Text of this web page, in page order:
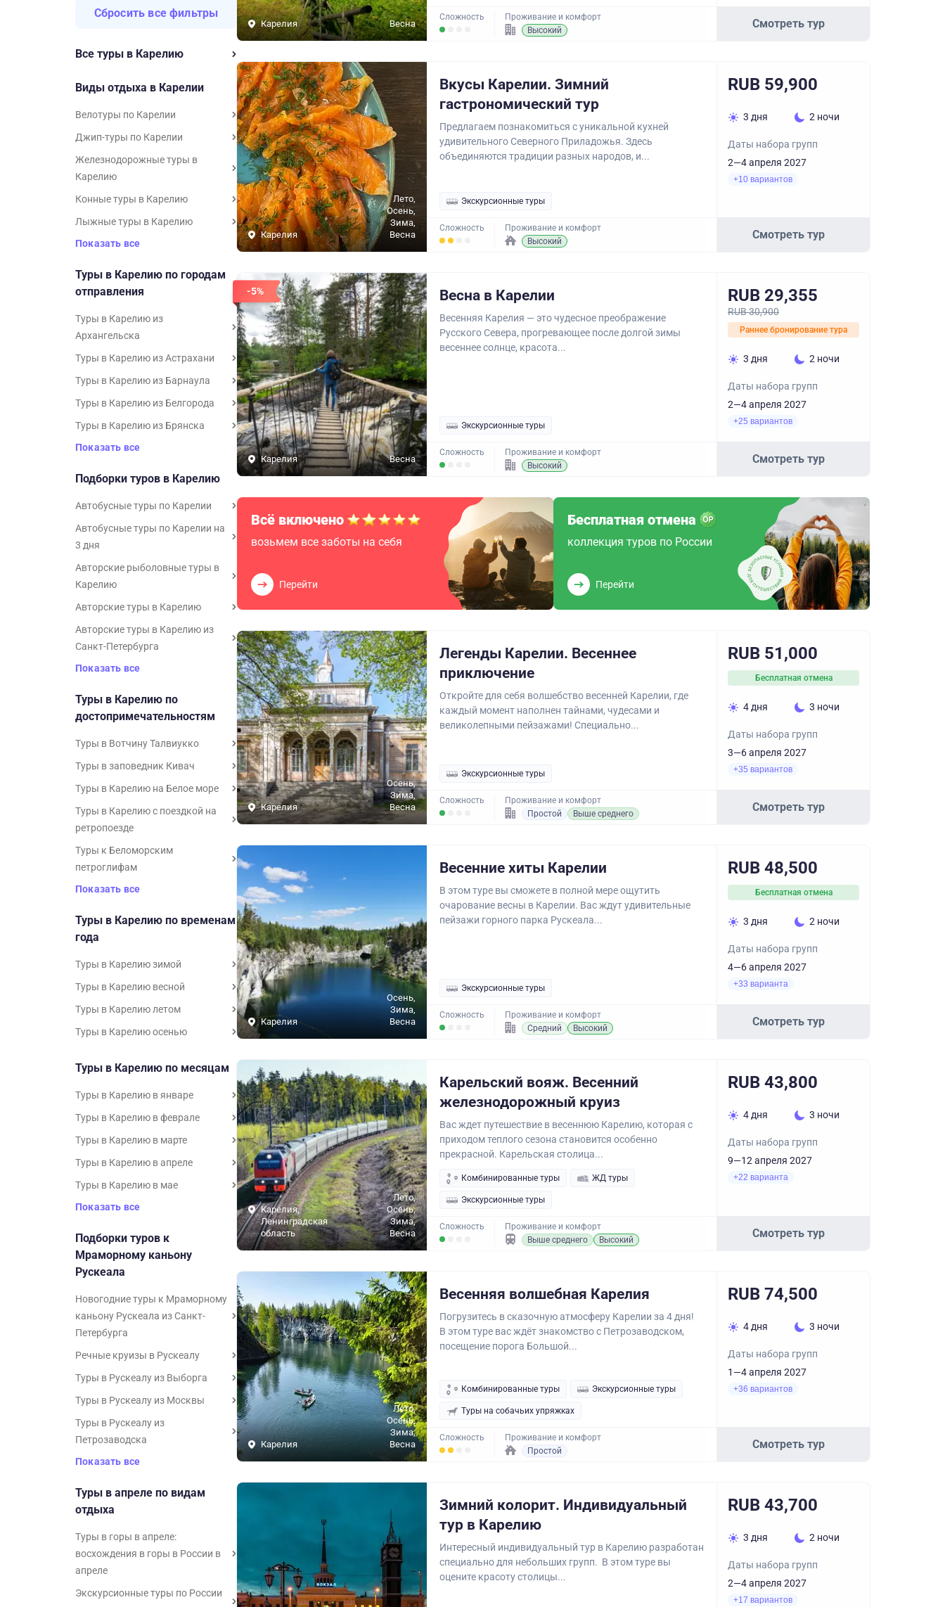
Сбросить все фильтры
Все туры в Карелию
Виды отдыха в Карелии
Велотуры по Карелии
Джип-туры по Карелии
Железнодорожные туры в
Карелию
Конные туры в Карелию
Лыжные туры в Карелию
Показать все
Туры в Карелию по городам
отправления
Туры в Карелию из
Архангельска
Туры в Карелию из Астрахани
Туры в Карелию из Барнаула
Туры в Карелию из Белгорода
Туры в Карелию из Брянска
Показать все
Подборки туров в Карелию
Автобусные туры по Карелии
Автобусные туры по Карелии на
3 дня
Авторские рыболовные туры в
Карелию
Авторские туры в Карелию
Авторские туры в Карелию из
Санкт-Петербурга
Показать все
Туры в Карелию по
достопримечательностям
Туры в Вотчину Талвиукко
Туры в заповедник Кивач
Туры в Карелию на Белое море
Туры в Карелию с поездкой на
ретропоезде
Туры к Беломорским
петроглифам
Показать все
Туры в Карелию по временам
года
Туры в Карелию зимой
Туры в Карелию весной
Туры в Карелию летом
Туры в Карелию осенью
Туры в Карелию по месяцам
Туры в Карелию в январе
Туры в Карелию в феврале
Туры в Карелию в марте
Туры в Карелию в апреле
Туры в Карелию в мае
Показать все
Подборки туров к
Мраморному каньону
Рускеала
Новогодние туры к Мраморному
каньону Рускеала из Санкт-
Петербурга
Речные круизы в Рускеалу
Туры в Рускеалу из Выборга
Туры в Рускеалу из Москвы
Туры в Рускеалу из
Петрозаводска
Показать все
Туры в апреле по видам
отдыха
Туры в горы в апреле:
восхождения в горы в России в
апреле
Экскурсионные туры по России
Карелия Весна
Сложность
Проживание и комфорт
Высокий
Смотреть тур
Карелия
Лето,
Осень,
Зима,
Весна
Вкусы Карелии. Зимний
гастрономический тур
Предлагаем познакомиться с уникальной кухней
удивительного Северного Приладожья. Здесь
объединяются традиции разных народов, и...
Экскурсионные туры
Сложность
Проживание и комфорт
Высокий
RUB 59,900
3 дня 2 ночи
Даты набора групп
2—4 апреля 2027
+10 вариантов
Смотреть тур
-5%
Карелия Весна
Весна в Карелии
Весенняя Карелия — это чудесное преображение
Русского Севера, прогревающее после долгой зимы
весеннее солнце, красота...
Экскурсионные туры
Сложность
Проживание и комфорт
Высокий
RUB 29,355
RUB 30,900
Раннее бронирование тура
3 дня 2 ночи
Даты набора групп
2—4 апреля 2027
+25 вариантов
Смотреть тур
Всё включено
возьмем все заботы на себя
Перейти
Бесплатная отмена
коллекция туров по России
Перейти
Карелия
Осень,
Зима,
Весна
Легенды Карелии. Весеннее
приключение
Откройте для себя волшебство весенней Карелии, где
каждый момент наполнен тайнами, чудесами и
великолепными пейзажами! Специально...
Экскурсионные туры
Сложность
Проживание и комфорт
Простой
Выше среднего
RUB 51,000
Бесплатная отмена
4 дня 3 ночи
Даты набора групп
3—6 апреля 2027
+35 вариантов
Смотреть тур
Карелия
Осень,
Зима,
Весна
Весенние хиты Карелии
В этом туре вы сможете в полной мере ощутить
очарование весны в Карелии. Вас ждут удивительные
пейзажи горного парка Рускеала...
Экскурсионные туры
Сложность
Проживание и комфорт
Средний
Высокий
RUB 48,500
Бесплатная отмена
3 дня 2 ночи
Даты набора групп
4—6 апреля 2027
+33 варианта
Смотреть тур
Карелия,
Ленинградская
область
Лето,
Осень,
Зима,
Весна
Карельский вояж. Весенний
железнодорожный круиз
Вас ждет путешествие в весеннюю Карелию, которая с
приходом теплого сезона становится особенно
прекрасной. Карельская столица...
Комбинированные туры ЖД туры
Экскурсионные туры
Сложность
Проживание и комфорт
Выше среднего
Высокий
RUB 43,800
4 дня 3 ночи
Даты набора групп
9—12 апреля 2027
+22 варианта
Смотреть тур
Карелия
Лето,
Осень,
Зима,
Весна
Весенняя волшебная Карелия
Погрузитесь в сказочную атмосферу Карелии за 4 дня!
В этом туре вас ждёт знакомство с Петрозаводском,
посещение порога Большой...
Комбинированные туры Экскурсионные туры
Туры на собачьих упряжках
Сложность
Проживание и комфорт
Простой
RUB 74,500
4 дня 3 ночи
Даты набора групп
1—4 апреля 2027
+36 вариантов
Смотреть тур
Зимний колорит. Индивидуальный
тур в Карелию
Интересный индивидуальный тур в Карелию разработан
специально для небольших групп. В этом туре вы
оцените красоту столицы...
RUB 43,700
3 дня 2 ночи
Даты набора групп
2—4 апреля 2027
+17 вариантов